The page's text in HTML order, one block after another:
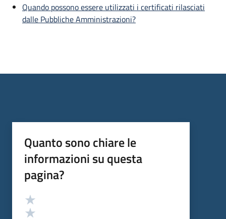
Quando possono essere utilizzati i certificati rilasciati
dalle Pubbliche Amministrazioni?
Quanto sono chiare le
informazioni su questa
pagina?
Valutazione